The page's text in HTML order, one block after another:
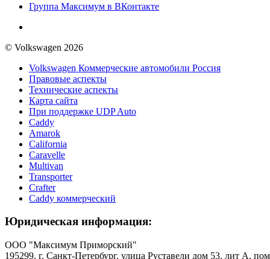
Группа Максимум в ВКонтакте
© Volkswagen 2026
Volkswagen Коммерческие автомобили Россия
Правовые аспекты
Технические аспекты
Карта сайта
При поддержке UDP Auto
Caddy
Amarok
California
Caravelle
Multivan
Transporter
Crafter
Caddy коммерческий
Юридическая информация:
ООО "Максимум Приморский"
195299, г. Санкт-Петербург, улица Руставели дом 53, лит А,